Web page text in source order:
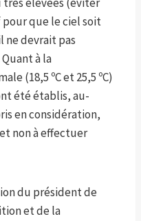
que le ciel soit
devrait pas
à la
(18,5 ºC et 25,5 ºC)
été établis, au-
en considération,
non à effectuer
du président de
et de la